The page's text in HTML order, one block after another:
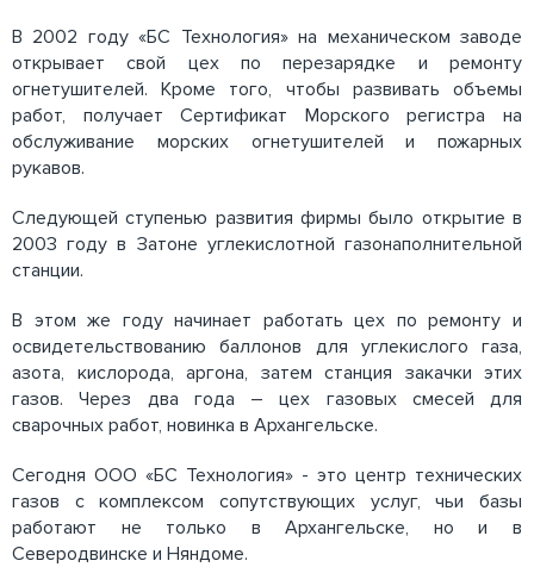
В 2002 году «БС Технология» на механическом заводе
открывает свой цех по перезарядке и ремонту
огнетушителей. Кроме того, чтобы развивать объемы
работ, получает Сертификат Морского регистра на
обслуживание морских огнетушителей и пожарных
рукавов.
Следующей ступенью развития фирмы было открытие в
2003 году в Затоне углекислотной газонаполнительной
станции.
В этом же году начинает работать цех по ремонту и
освидетельствованию баллонов для углекислого газа,
азота, кислорода, аргона, затем станция закачки этих
газов. Через два года – цех газовых смесей для
сварочных работ, новинка в Архангельске.
Сегодня ООО «БС Технология» - это центр технических
газов с комплексом сопутствующих услуг, чьи базы
работают не только в Архангельске, но и в
Северодвинске и Няндоме.